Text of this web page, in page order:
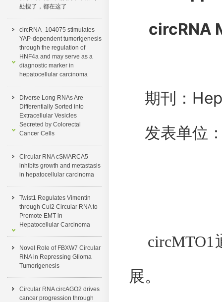
处搜了，都在这了​
circRNA_104075 stimulates
YAP-dependent tumorigenesis
through the regulation of
HNF4a and may serve as a
diagnostic marker in
hepatocellular carcinoma
Diverse Long RNAs Are
Differentially Sorted into
Extracellular Vesicles
Secreted by Colorectal
Cancer Cells
Circular RNA cSMARCA5
inhibits growth and metastasis
in hepatocellular carcinoma
Twist1 Regulates Vimentin
through Cul2 Circular RNA to
Promote EMT in
Hepatocellular Carcinoma
Novel Role of FBXW7 Circular
RNA in Repressing Glioma
Tumorigenesis
Circular RNA circAGO2 drives
cancer progression through
circRNA
期刊：
发表单位
circMTO1
展。